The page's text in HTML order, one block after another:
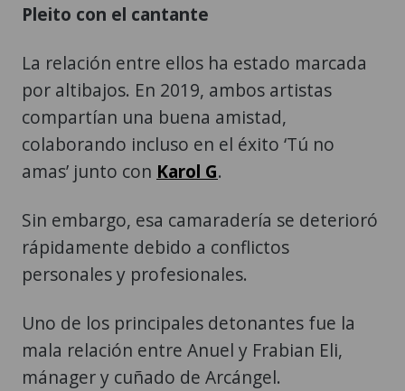
Pleito con el cantante
La relación entre ellos ha estado marcada
por altibajos. En 2019, ambos artistas
compartían una buena amistad,
colaborando incluso en el éxito ‘Tú no
amas’ junto con Karol G.
Sin embargo, esa camaradería se deterioró
rápidamente debido a conflictos
personales y profesionales.
Uno de los principales detonantes fue la
mala relación entre Anuel y Frabian Eli,
mánager y cuñado de Arcángel.